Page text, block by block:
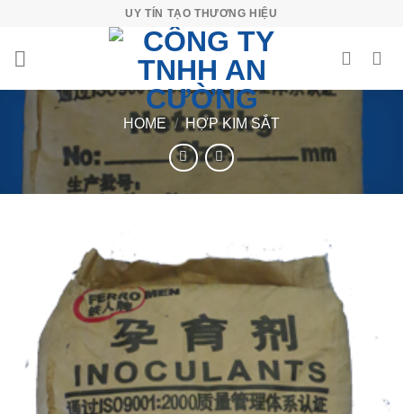
content
UY TÍN TẠO THƯƠNG HIỆU
HOME / HỢP KIM SẮT